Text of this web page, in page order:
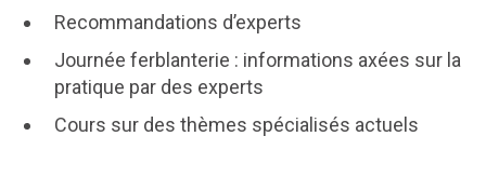
Recommandations d’experts
Journée ferblanterie : informations axées sur la
pratique par des experts
Cours sur des thèmes spécialisés actuels